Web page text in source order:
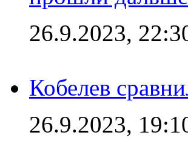
26.9.2023,
Кобелев
26.9.2023,